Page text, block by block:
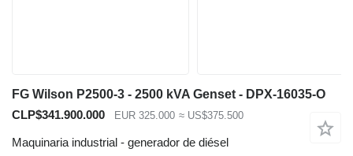
FG Wilson P2500-3 - 2500 kVA Genset - DPX-16035-O
CLP$341.900.000
EUR 325.000 ≈ US$375.500
Maquinaria industrial - generador de diésel